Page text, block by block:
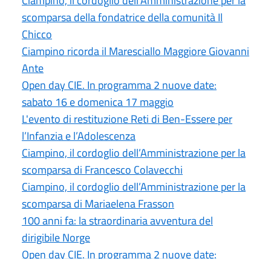
scomparsa della fondatrice della comunità Il
Chicco
Ciampino ricorda il Maresciallo Maggiore Giovanni
Ante
Open day CIE. In programma 2 nuove date:
sabato 16 e domenica 17 maggio
L'evento di restituzione Reti di Ben-Essere per
l’Infanzia e l’Adolescenza
Ciampino, il cordoglio dell’Amministrazione per la
scomparsa di Francesco Colavecchi
Ciampino, il cordoglio dell’Amministrazione per la
scomparsa di Mariaelena Frasson
100 anni fa: la straordinaria avventura del
dirigibile Norge
Open day CIE. In programma 2 nuove date: